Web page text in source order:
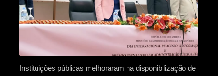
Instituições públicas melhoraram na disponibilização de